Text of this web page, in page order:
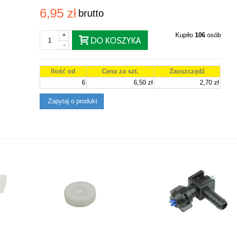
6,95 zł brutto
-
+
DO KOSZYKA
Kupiło 106osób
Ilość od Cena za szt.
Zaoszczędź
6
6,50 zł 2,70 zł
Zapytaj o produkt